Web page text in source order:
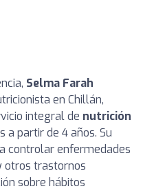
Selma Farah
en Chillán,
integral de nutrición
a partir de 4 años. Su
controlar enfermedades
otros trastornos
sobre hábitos